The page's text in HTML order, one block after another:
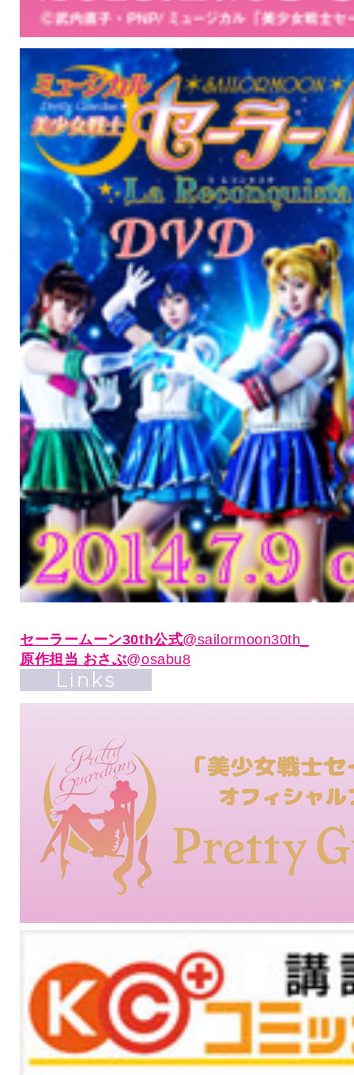
セーラームーン30th公式@sailormoon30th_
原作担当 おさぶ@osabu8